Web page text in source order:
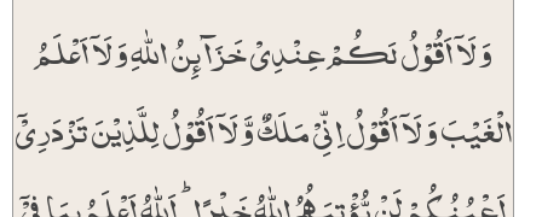
وَ لَاۤ اَقُوۡلُ لَکُمۡ عِنۡدِیۡ خَزَآئِنُ اللّٰہِ وَ لَاۤ اَعۡلَمُ
الۡغَیۡبَ وَ لَاۤ اَقُوۡلُ اِنِّیۡ مَلَکٌ وَّ لَاۤ اَقُوۡلُ لِلَّذِیۡنَ تَزۡدَرِیۡۤ